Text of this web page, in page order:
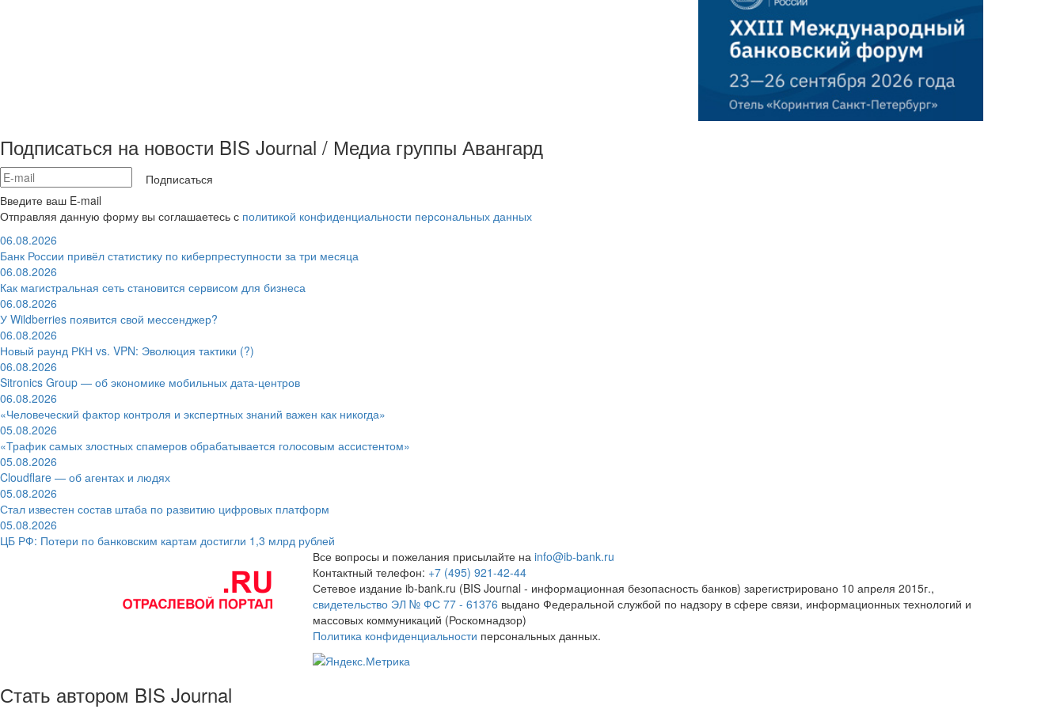
Подписаться на новости BIS Journal / Медиа группы Авангард
Подписаться
Введите ваш E-mail
Отправляя данную форму вы соглашаетесь с политикой конфиденциальности персональных данных
06.08.2026
Банк России привёл статистику по киберпреступности за три месяца
06.08.2026
Как магистральная сеть становится сервисом для бизнеса
06.08.2026
У Wildberries появится свой мессенджер?
06.08.2026
Новый раунд РКН vs. VPN: Эволюция тактики (?)
06.08.2026
Sitronics Group — об экономике мобильных дата-центров
06.08.2026
«Человеческий фактор контроля и экспертных знаний важен как никогда»
05.08.2026
«Трафик самых злостных спамеров обрабатывается голосовым ассистентом»
05.08.2026
Cloudflare — об агентах и людях
05.08.2026
Стал известен состав штаба по развитию цифровых платформ
05.08.2026
ЦБ РФ: Потери по банковским картам достигли 1,3 млрд рублей
Все вопросы и пожелания присылайте на info@ib-bank.ru
Контактный телефон: +7 (495) 921-42-44
Сетевое издание ib-bank.ru (BIS Journal - информационная безопасность банков) зарегистрировано 10 апреля 2015г.,
свидетельство ЭЛ № ФС 77 - 61376 выдано Федеральной службой по надзору в сфере связи, информационных технологий и
массовых коммуникаций (Роскомнадзор)
Политика конфиденциальности персональных данных.
Стать автором BIS Journal